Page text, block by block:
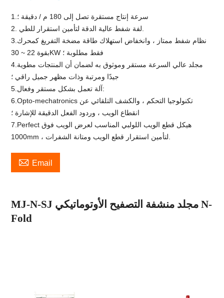
1.سرعة إنتاج مستقرة تصل إلى 180 م / دقيقة ؛
3.نظام شفط ممتاز ، وانخفاض استهلاك طاقة مضخة التفريغ كمحرك
بقوة 22 ~ 30KW فقط مطلوبة ؛
4.مجلد عالي السرعة مستقر وموثوق به لضمان أن المنتجات مطوية
جيدًا ومرتبة وذات مظهر جميل راقي ؛
5.آلة تعمل بشكل مستقر وفعال:
6.Opto-mechatronics تكنولوجيا التحكم ، والكشف التلقائي عن
انقطاع الويب ، وردود الفعل الدقيقة للإشارة ؛
7.Perfect هيكل قطع الويب اللولبي المناسب لعرض الويب فوق
 Email
MJ-N-SJ مجلد منشفة التصفيح الأوتوماتيكي N-
Fold